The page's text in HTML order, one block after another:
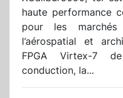
haute performance
pour les
l’aérospatial et
FPGA Virtex-7
conduction, la...